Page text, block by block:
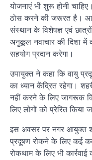
योजनाएं भी शुरू होनी
ठोस करने की जरूरत है।
संस्थान के विशेषज्ञ एवं
अनुकूल नवाचार की दिशा
सहयोग प्रदान करेगा।
उपायुक्त ने कहा कि वायु
का ध्यान केंद्रित रहेगा।
नहीं करने के लिए जागरूक
लिए लोगों को प्रेरित किया
इस अवसर पर नगर आयुक्त
प्रदूषण रोकने के लिए कई
रोकथाम के लिए भी